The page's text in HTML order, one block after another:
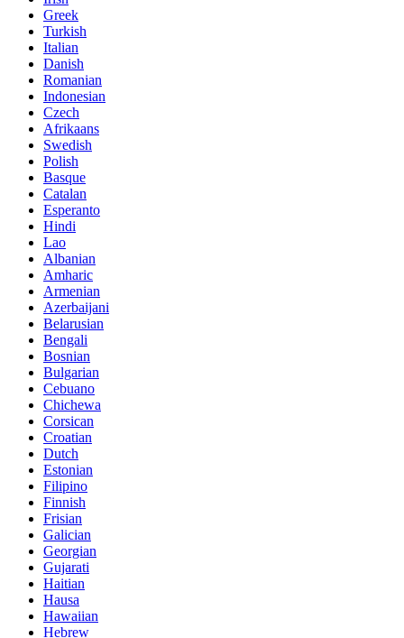
Greek
Turkish
Italian
Danish
Romanian
Indonesian
Czech
Afrikaans
Swedish
Polish
Basque
Catalan
Esperanto
Hindi
Lao
Albanian
Amharic
Armenian
Azerbaijani
Belarusian
Bengali
Bosnian
Bulgarian
Cebuano
Chichewa
Corsican
Croatian
Dutch
Estonian
Filipino
Finnish
Frisian
Galician
Georgian
Gujarati
Haitian
Hausa
Hawaiian
Hebrew